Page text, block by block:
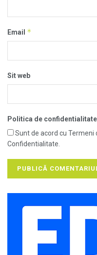
Email *
Sit web
Politica de confidentialitate
Sunt de acord cu Termeni
Confidentialitate.